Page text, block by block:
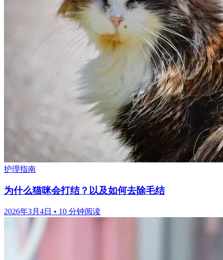
护理指南
为什么猫咪会打结？以及如何去除毛结
2026年3月4日 • 10 分钟阅读